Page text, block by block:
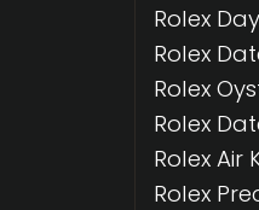
Rolex
Rolex
Rolex
Rolex
Rolex Air
Rolex